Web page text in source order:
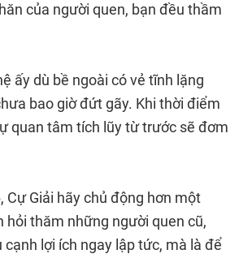
của người quen, bạn đều thầm
ấy dù bề ngoài có vẻ tĩnh lặng
bao giờ đứt gãy. Khi thời điểm
quan tâm tích lũy từ trước sẽ đơm
Giải hãy chủ động hơn một
hỏi thăm những người quen cũ,
cạnh lợi ích ngay lập tức, mà là để